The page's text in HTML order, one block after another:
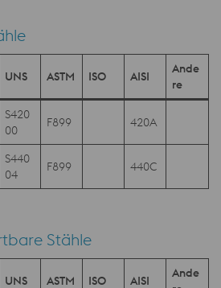
UNS ASTM ISO AISI
Ande
re
S420
00
F899 420A
S440
04
F899 440C
Stähle
UNS ASTM ISO AISI
Ande